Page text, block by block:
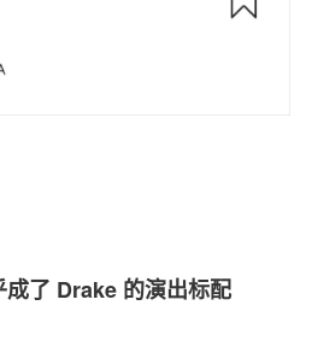
了 Drake 的演出标配